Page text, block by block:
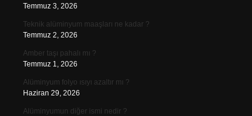
Temmuz 3, 2026
Teknik alüminyum maaşları ne kadar ?
Temmuz 2, 2026
Amber taşı pahalı mı ?
Temmuz 1, 2026
Alüminyum folyo ısıyı azaltır mı ?
Haziran 29, 2026
Alüminyumun diğer ismi nedir ?